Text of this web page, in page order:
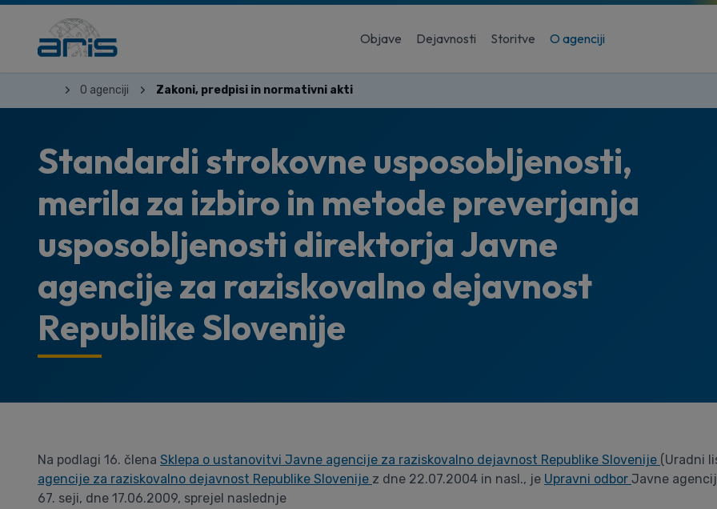
Objave Dejavnosti Storitve O agenciji
O agenciji Zakoni, predpisi in normativni akti
Standardi strokovne usposobljenosti,
merila za izbiro in metode preverjanja
usposobljenosti direktorja Javne
agencije za raziskovalno dejavnost
Republike Slovenije
Na podlagi 16. člena Sklepa o ustanovitvi Javne agencije za raziskovalno dejavnost Republike Slovenije (Uradni
agencije za raziskovalno dejavnost Republike Slovenije z dne 22.07.2004 in nasl., je Upravni odbor Javne
67. seji, dne 17.06.2009, sprejel naslednje